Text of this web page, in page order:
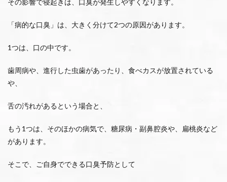
その影響で寝起きは、口臭が発生しやすくなります。
「病的な口臭」は、大きく分けて2つの原因があります。
1つは、口の中です。
歯周病や、進行した虫歯があったり、食べカスが放置されている
や、
舌の汚れがあるという場合と、
もう1つは、そのほかの病気で、糖尿病・副鼻腔炎や、扁桃炎など
があります。
そこで、ご自身でできる口臭予防として